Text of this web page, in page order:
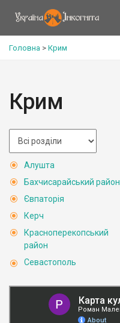
Головна > Крим
Крим
Алушта
Бахчисарайський район
Євпаторія
Керч
Красноперекопський
район
Севастополь